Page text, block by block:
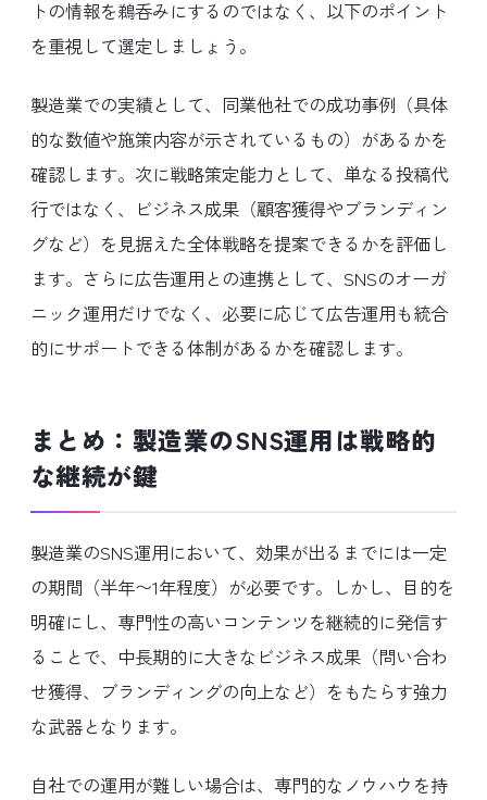
トの情報を鵜呑みにするのではなく、以下のポイント
を重視して選定しましょう。
製造業での実績として、同業他社での成功事例（具体
的な数値や施策内容が示されているもの）があるかを
確認します。次に戦略策定能力として、単なる投稿代
行ではなく、ビジネス成果（顧客獲得やブランディン
グなど）を見据えた全体戦略を提案できるかを評価し
ます。さらに広告運用との連携として、SNSのオーガ
ニック運用だけでなく、必要に応じて広告運用も統合
的にサポートできる体制があるかを確認します。
まとめ：製造業のSNS運用は戦略的
な継続が鍵
製造業のSNS運用において、効果が出るまでには一定
の期間（半年〜1年程度）が必要です。しかし、目的を
明確にし、専門性の高いコンテンツを継続的に発信す
ることで、中長期的に大きなビジネス成果（問い合わ
せ獲得、ブランディングの向上など）をもたらす強力
な武器となります。
自社での運用が難しい場合は、専門的なノウハウを持